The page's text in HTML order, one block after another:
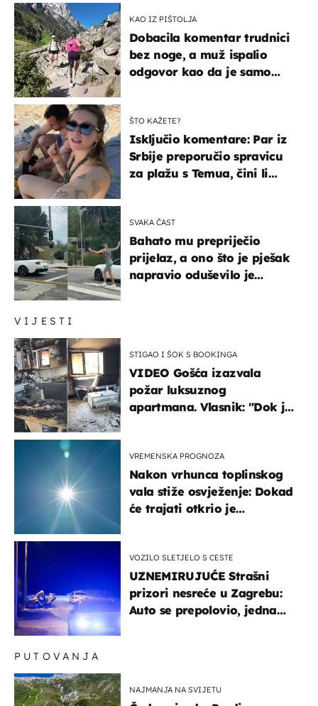
VIJESTI
STIGAO I ŠOK S BOOKINGA
VIDEO Gošća izazvala
požar luksuznog
apartmana. Vlasnik: "Dok je
VREMENSKA PROGNOZA
Nakon vrhunca toplinskog
vala stiže osvježenje: Dokad
će trajati otkrio je
VOZILO SLETJELO S CESTE
UZNEMIRUJUĆE Strašni
prizori nesreće u Zagrebu:
Auto se prepolovio, jedna
KAO IZ PIŠTOLJA
Dobacila komentar trudnici
bez noge, a muž ispalio
odgovor kao da je samo
ŠTO KAŽETE?
Isključio komentare: Par iz
Srbije preporučio spravicu
za plažu s Temua, čini li
SVAKA ČAST
Bahato mu prepriječio
prijelaz, a ono što je pješak
napravio oduševilo je
PUTOVANJA
NAJMANJA NA SVIJETU